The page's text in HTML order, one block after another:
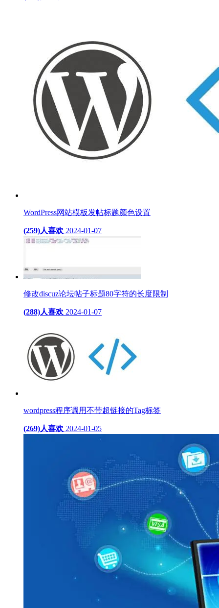
WordPress网站模板发帖标题颜色设置
(259)人喜欢 2024-01-07
修改discuz论坛帖子标题80字符的长度限制
(288)人喜欢 2024-01-07
wordpress程序调用不带超链接的Tag标签
(269)人喜欢 2024-01-05